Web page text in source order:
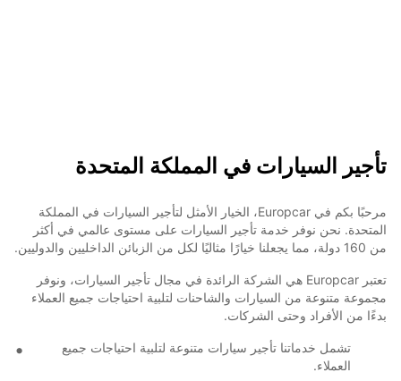
تأجير السيارات في المملكة المتحدة
مرحبًا بكم في Europcar، الخيار الأمثل لتأجير السيارات في المملكة
المتحدة. نحن نوفر خدمة تأجير السيارات على مستوى عالمي في أكثر
من 160 دولة، مما يجعلنا خيارًا مثاليًا لكل من الزبائن الداخليين والدوليين.
تعتبر Europcar هي الشركة الرائدة في مجال تأجير السيارات، ونوفر
مجموعة متنوعة من السيارات والشاحنات لتلبية احتياجات جميع العملاء
بدءًا من الأفراد وحتى الشركات.
تشمل خدماتنا تأجير سيارات متنوعة لتلبية احتياجات جميع
العملاء.